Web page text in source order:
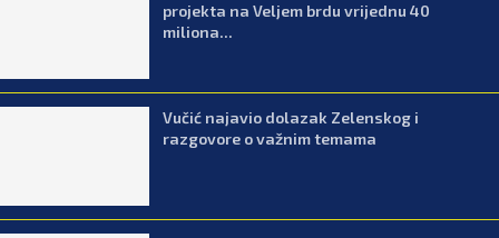
projekta na Veljem brdu vrijednu 40
miliona...
Vučić najavio dolazak Zelenskog i
razgovore o važnim temama